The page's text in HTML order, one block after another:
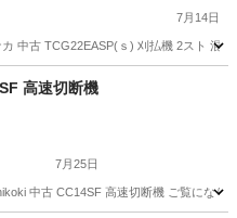
7月14日
中古 TCG22EASP(ｓ) 刈払機 2スト 混
高速切断機
7月25日
中古 CC14SF 高速切断機 ご覧にな